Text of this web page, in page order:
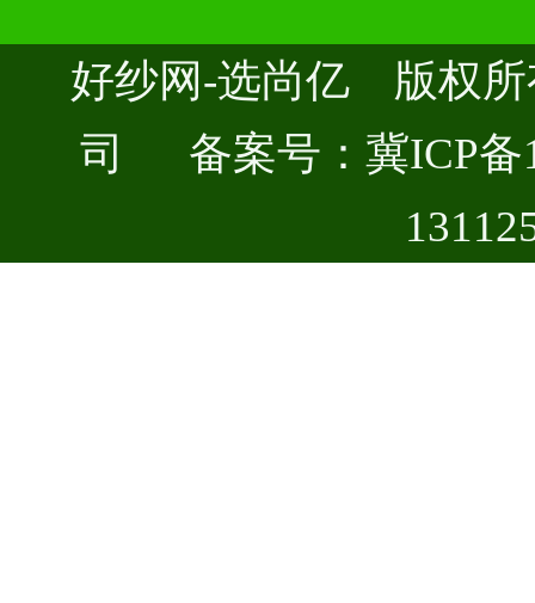
好纱网-选尚亿 版权所
司 备案号： 冀ICP备